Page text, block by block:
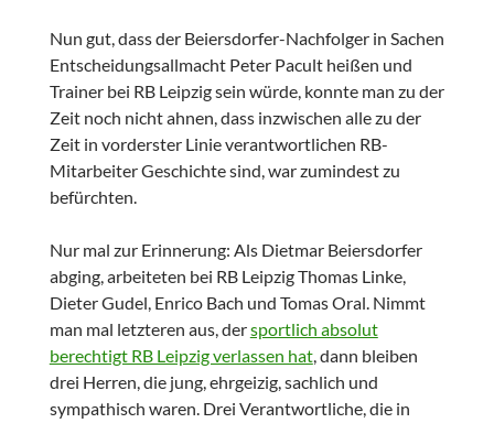
Nun gut, dass der Beiersdorfer-Nachfolger in Sachen
Entscheidungsallmacht Peter Pacult heißen und
Trainer bei RB Leipzig sein würde, konnte man zu der
Zeit noch nicht ahnen, dass inzwischen alle zu der
Zeit in vorderster Linie verantwortlichen RB-
Mitarbeiter Geschichte sind, war zumindest zu
befürchten.
Nur mal zur Erinnerung: Als Dietmar Beiersdorfer
abging, arbeiteten bei RB Leipzig Thomas Linke,
Dieter Gudel, Enrico Bach und Tomas Oral. Nimmt
man mal letzteren aus, dersportlich absolut
berechtigt RB Leipzig verlassen hat, dann bleiben
drei Herren, die jung, ehrgeizig, sachlich und
sympathisch waren. Drei Verantwortliche, die in